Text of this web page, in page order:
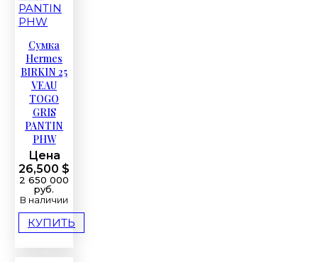
Сумка
Hermes
BIRKIN 25
VEAU
TOGO
GRIS
PANTIN
PHW
Цена
26,500 $
2 650 000
руб.
В наличии
КУПИТЬ